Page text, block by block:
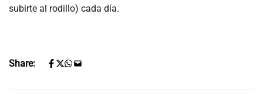
subirte al rodillo) cada día.
Share: